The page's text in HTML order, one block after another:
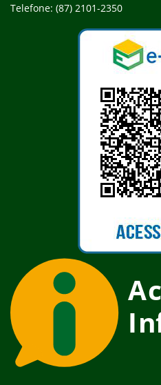
Telefone: (87) 2101-2350